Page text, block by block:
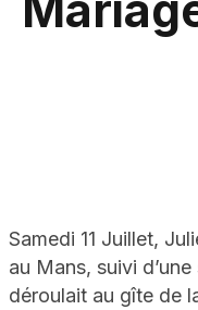
Samedi 11 Juillet,
au Mans, suivi
déroulait au gîte de